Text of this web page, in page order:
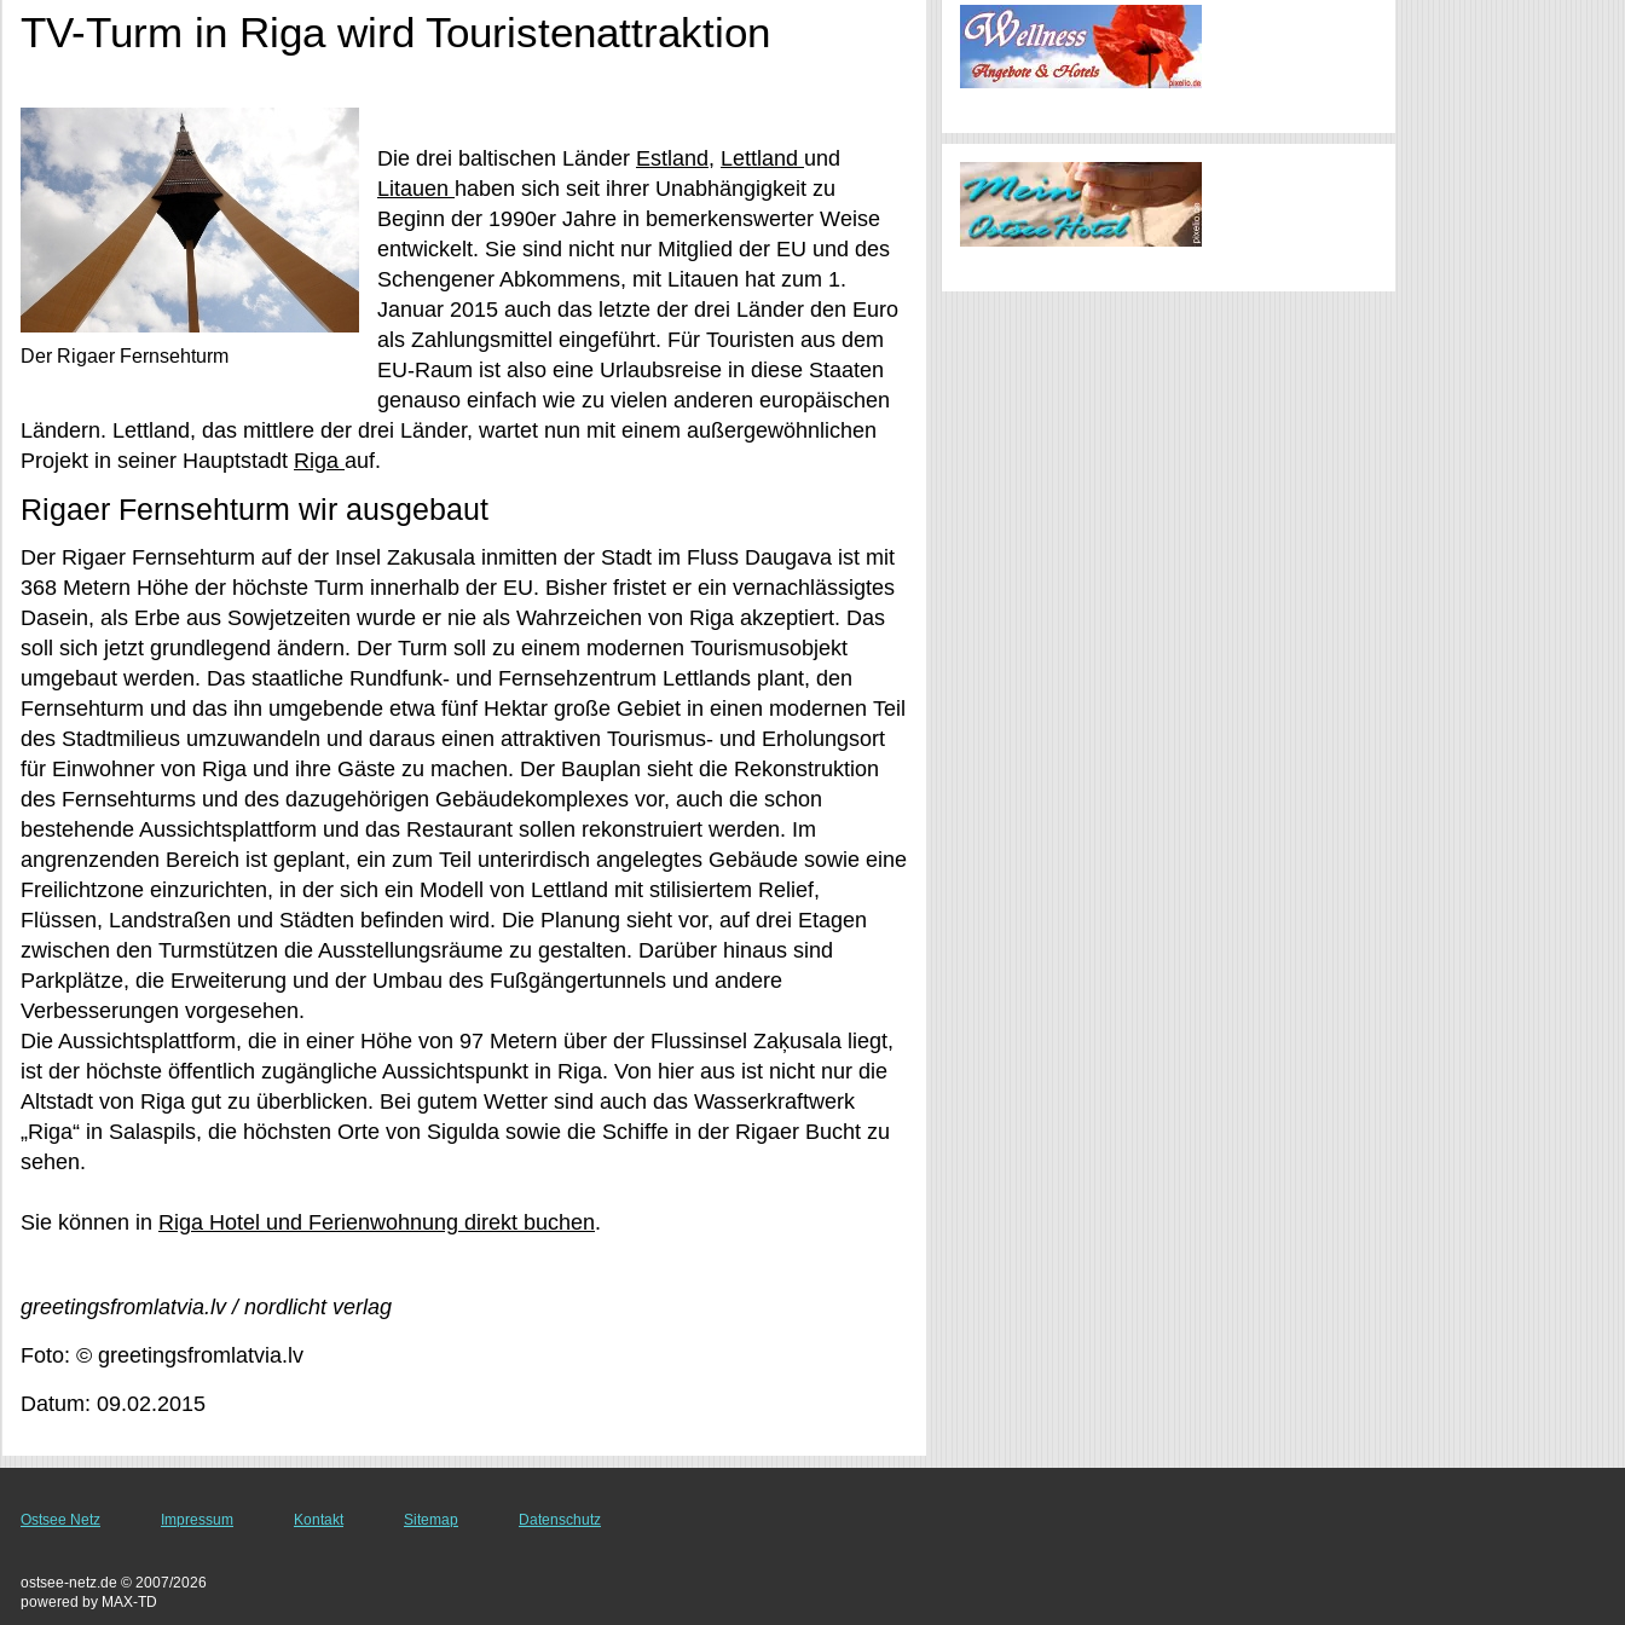
TV-Turm in Riga wird Touristenattraktion
Der Rigaer Fernsehturm
Die drei baltischen Länder Estland, Lettland und
Litauen haben sich seit ihrer Unabhängigkeit zu
Beginn der 1990er Jahre in bemerkenswerter Weise
entwickelt. Sie sind nicht nur Mitglied der EU und des
Schengener Abkommens, mit Litauen hat zum 1.
Januar 2015 auch das letzte der drei Länder den Euro
als Zahlungsmittel eingeführt. Für Touristen aus dem
EU-Raum ist also eine Urlaubsreise in diese Staaten
genauso einfach wie zu vielen anderen europäischen
Ländern. Lettland, das mittlere der drei Länder, wartet nun mit einem außergewöhnlichen
Projekt in seiner Hauptstadt Riga auf.
Rigaer Fernsehturm wir ausgebaut
Der Rigaer Fernsehturm auf der Insel Zakusala inmitten der Stadt im Fluss Daugava ist mit
368 Metern Höhe der höchste Turm innerhalb der EU. Bisher fristet er ein vernachlässigtes
Dasein, als Erbe aus Sowjetzeiten wurde er nie als Wahrzeichen von Riga akzeptiert. Das
soll sich jetzt grundlegend ändern. Der Turm soll zu einem modernen Tourismusobjekt
umgebaut werden. Das staatliche Rundfunk- und Fernsehzentrum Lettlands plant, den
Fernsehturm und das ihn umgebende etwa fünf Hektar große Gebiet in einen modernen Teil
des Stadtmilieus umzuwandeln und daraus einen attraktiven Tourismus- und Erholungsort
für Einwohner von Riga und ihre Gäste zu machen. Der Bauplan sieht die Rekonstruktion
des Fernsehturms und des dazugehörigen Gebäudekomplexes vor, auch die schon
bestehende Aussichtsplattform und das Restaurant sollen rekonstruiert werden. Im
angrenzenden Bereich ist geplant, ein zum Teil unterirdisch angelegtes Gebäude sowie eine
Freilichtzone einzurichten, in der sich ein Modell von Lettland mit stilisiertem Relief,
Flüssen, Landstraßen und Städten befinden wird. Die Planung sieht vor, auf drei Etagen
zwischen den Turmstützen die Ausstellungsräume zu gestalten. Darüber hinaus sind
Parkplätze, die Erweiterung und der Umbau des Fußgängertunnels und andere
Verbesserungen vorgesehen.
Die Aussichtsplattform, die in einer Höhe von 97 Metern über der Flussinsel Zaķusala liegt,
ist der höchste öffentlich zugängliche Aussichtspunkt in Riga. Von hier aus ist nicht nur die
Altstadt von Riga gut zu überblicken. Bei gutem Wetter sind auch das Wasserkraftwerk
„Riga“ in Salaspils, die höchsten Orte von Sigulda sowie die Schiffe in der Rigaer Bucht zu
sehen.
Sie können in Riga Hotel und Ferienwohnung direkt buchen.
greetingsfromlatvia.lv / nordlicht verlag
Foto: © greetingsfromlatvia.lv
Datum: 09.02.2015
Ostsee Netz Impressum Kontakt Sitemap Datenschutz
ostsee-netz.de © 2007/2026
powered by MAX-TD